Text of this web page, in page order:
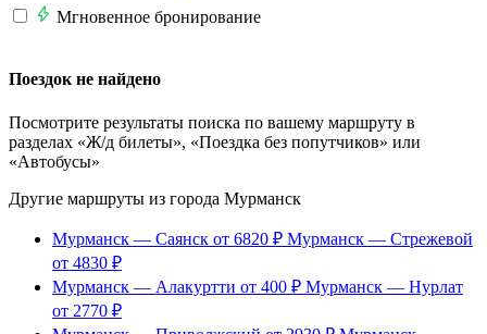
Мгновенное бронирование
Поездок не найдено
Посмотрите результаты поиска по вашему маршруту в
разделах «Ж/д билеты», «Поездка без попутчиков» или
«Автобусы»
Другие маршруты из города Мурманск
Мурманск — Саянск от 6820 ₽ Мурманск — Стрежевой
от 4830 ₽
Мурманск — Алакуртти от 400 ₽ Мурманск — Нурлат
от 2770 ₽